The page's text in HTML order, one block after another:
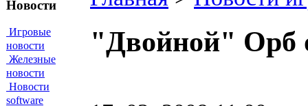
Новости
Игровые
новости
Железные
новости
Новости
software
"Двойной" Орб